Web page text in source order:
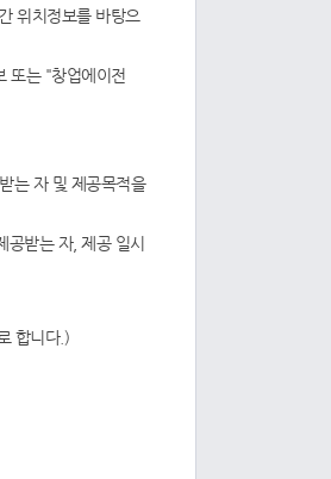
위치정보를 바탕으
또는 "창업에이전
는 자 및 제공목적을
받는 자, 제공 일시
합니다.)